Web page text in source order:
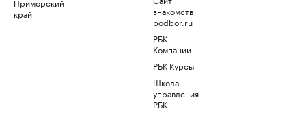
край
знакомств
podbor.ru
РБК
Компании
РБК Курсы
Школа
управления
РБК